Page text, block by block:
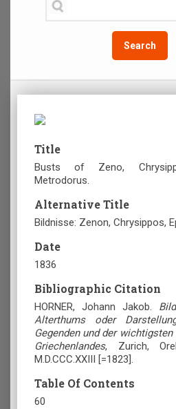
Search
Title
Busts of Zeno,
Metrodorus.
Alternative Title
Bildnisse: Zenon, Chrysippos,
Date
1836
Bibliographic Citation
HORNER, Johann Jakob.
Alterthums oder
Gegenden und der
Griechenlandes, Zurich,
M.D.CCC.XXIII [=1823].
Table Of Contents
60